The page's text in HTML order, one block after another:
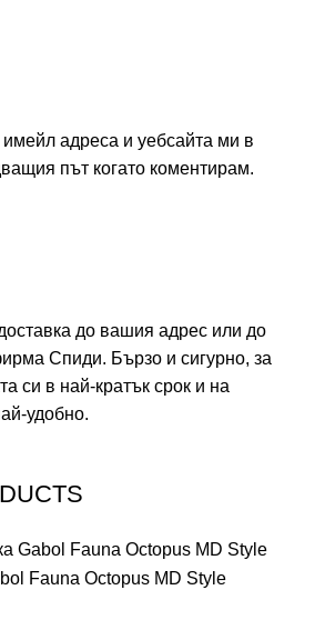
адреса и уебсайта ми в
път когато коментирам.
до вашия адрес или до
Спиди. Бързо и сигурно, за
си в най-кратък срок и на
удобно.